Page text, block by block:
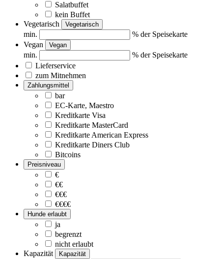
Salatbuffet
kein Buffet
Vegetarisch
Vegetarisch
min.
% der Speisekarte
Vegan
Vegan
min.
% der Speisekarte
Lieferservice
zum Mitnehmen
Zahlungsmittel
bar
EC-Karte, Maestro
Kreditkarte Visa
Kreditkarte MasterCard
Kreditkarte American Express
Kreditkarte Diners Club
Bitcoins
Preisniveau
€
€€
€€€
€€€€
Hunde erlaubt
ja
begrenzt
nicht erlaubt
Kapazität
Kapazität